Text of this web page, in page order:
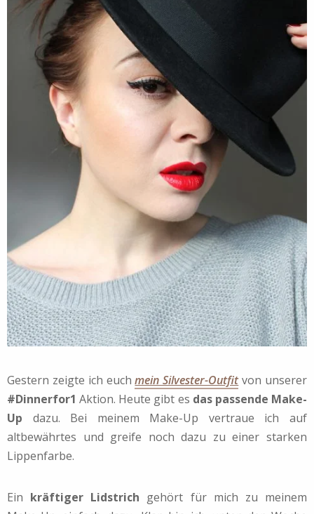
Gestern zeigte ich euchmein Silvester-Outfitvon unserer
#Dinnerfor1 Aktion. Heute gibt es das passende Make-
Up dazu. Bei meinem Make-Up vertraue ich auf
altbewährtes und greife noch dazu zu einer starken
Lippenfarbe.
Ein kräftiger Lidstrich gehört für mich zu meinem